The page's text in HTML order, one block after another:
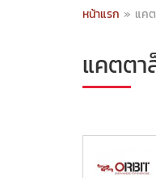
หน้าแรก » แค
แคตตา